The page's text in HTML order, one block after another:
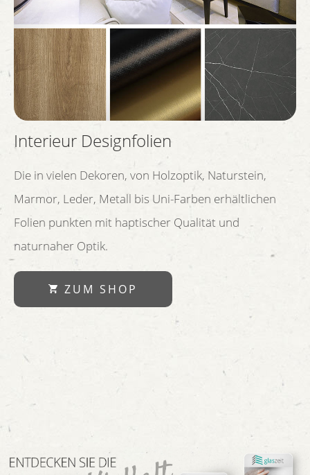
Interieur Designfolien
Die in vielen Dekoren, von Holzoptik, Naturstein,
Marmor, Leder, Metall bis Uni-Farben erhältlichen
Folien punkten mit haptischer Qualität und
naturnaher Optik.
ZUM SHOP